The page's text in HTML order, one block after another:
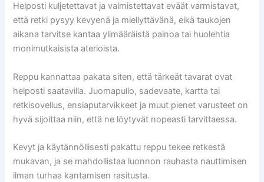
Helposti kuljetettavat ja valmistettavat eväät varmistavat,
että retki pysyy kevyenä ja miellyttävänä, eikä taukojen
aikana tarvitse kantaa ylimääräistä painoa tai huolehtia
monimutkaisista aterioista.
Reppu kannattaa pakata siten, että tärkeät tavarat ovat
helposti saatavilla. Juomapullo, sadevaate, kartta tai
retkisovellus, ensiaputarvikkeet ja muut pienet varusteet on
hyvä sijoittaa niin, että ne löytyvät nopeasti tarvittaessa.
Kevyt ja käytännöllisesti pakattu reppu tekee retkestä
mukavan, ja se mahdollistaa luonnon rauhasta nauttimisen
ilman turhaa kantamisen rasitusta.